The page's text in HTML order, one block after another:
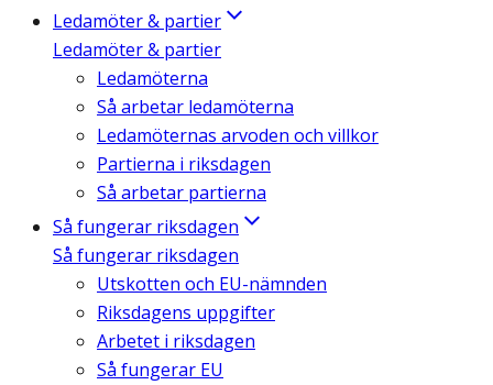
Ledamöter & partier
Ledamöter & partier
Ledamöterna
Så arbetar ledamöterna
Ledamöternas arvoden och villkor
Partierna i riksdagen
Så arbetar partierna
Så fungerar riksdagen
Så fungerar riksdagen
Utskotten och EU-nämnden
Riksdagens uppgifter
Arbetet i riksdagen
Så fungerar EU